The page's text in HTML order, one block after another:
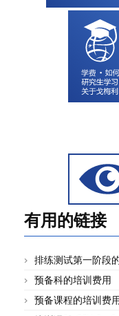
有用的链接
排练测试第一阶段
预备科的培训费用
预备课程的培训费用